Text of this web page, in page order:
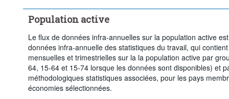
Population active
Le flux de données infra-annuelles sur la population active
données infra-annuelle des statistiques du travail, qui
mensuelles et trimestrielles sur la la population active par
64, 15-64 et 15-74 lorsque les données sont disponibles) et
méthodologiques statistiques associées, pour les pays
économies sélectionnées.